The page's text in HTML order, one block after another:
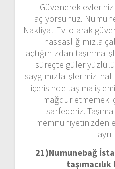
Güvenerek
açıyorsunuz.
Nakliyat Evi olarak
hassaslığımızla
açtığınızdan taşınma
süreçte güler
saygımızla işlerimizi
içerisinde taşıma
mağdur etmemek
sarfederiz.
memnuniyetinizden
21)Numunebağ